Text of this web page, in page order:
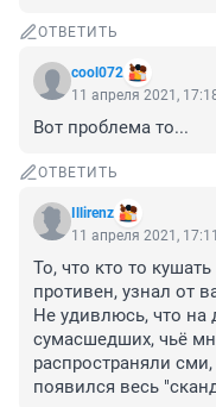
ОТВЕТИТЬ
cool072
11 апреля 2021,
Вот проблема то...
ОТВЕТИТЬ
Illirenz
11 апреля 2021, 17:11
То, что кто то
противен, узнал от
Не удивлюсь, что на
сумасшедших, чьё
распространяли
появился весь